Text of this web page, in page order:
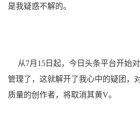
是我疑惑不解的。
从7月15日起，今日头条平台开始
管理了，这就解开了我心中的疑团，
质量的创作者，将取消其黄V。